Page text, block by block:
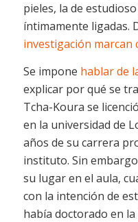
pieles, la de
íntimamente ligadas.
investigación marcan
Se impone hablar de
explicar por qué se
Tcha-Koura se
en la universidad de
años de su carrera
instituto. Sin
su lugar en el aula,
con la intención de
había doctorado en